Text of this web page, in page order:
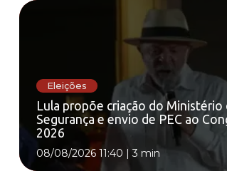
Eleições
Lula propõe criação do Ministério
Segurança e envio de PEC ao
2026
08/08/2026 11:40 |3 min